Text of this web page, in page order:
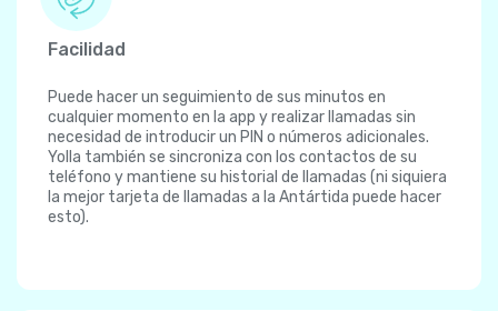
Facilidad
Puede hacer un seguimiento de sus minutos en
cualquier momento en la app y realizar llamadas sin
necesidad de introducir un PIN o números adicionales.
Yolla también se sincroniza con los contactos de su
teléfono y mantiene su historial de llamadas (ni siquiera
la mejor tarjeta de llamadas a la Antártida puede hacer
esto).